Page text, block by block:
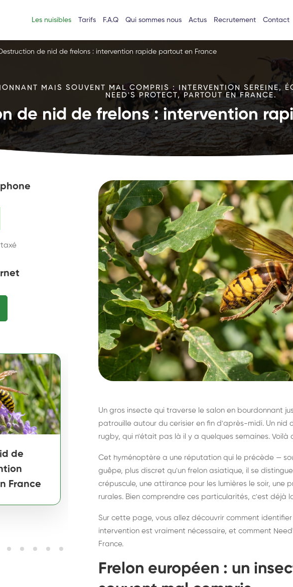
Les nuisibles Tarifs F.A.Q Qui sommes nous Actus Recrutement Contact
de nid de frelons : intervention rapide partout en France
MAIS SOUVENT MAL COMPRIS : INTERVENTION SEREINE,
NEED'S PROTECT, PARTOUT EN FRANCE.
de nid de frelons : intervention
de
France
Destruction de nid de
frelons asiatiques :
intervention partout en
France
Un gros insecte qui traverse le salon en bourdonnant
patrouille autour du cerisier en fin d'après-midi. Un
rugby, qui n'était pas là il y a quelques semaines.
Cet hyménoptère a une réputation qui le précède —
guêpe, plus discret qu'un frelon asiatique, il se
crépuscule, une attirance pour les lumières le soir,
rurales. Bien comprendre ces particularités, c'est déjà
Sur cette page, vous allez découvrir comment
intervention est vraiment nécessaire, et comment
France.
Frelon européen : un